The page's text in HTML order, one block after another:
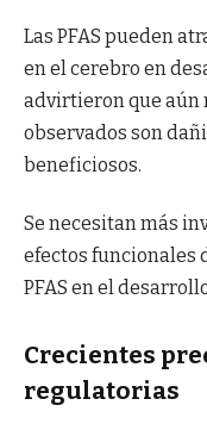
Las PFAS pueden
en el cerebro en
advirtieron que aún
observados son
beneficiosos.
Se necesitan más
efectos funcionales
PFAS en el
Crecientes
regulatorias